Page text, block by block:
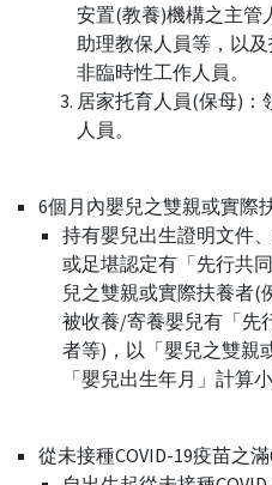
安置(教養)機構之主管
助理教保人員等，以
非臨時性工作人員。
居家托育人員(保母)：
人員。
6個月內嬰兒之雙親或實際
持有嬰兒出生證明文件
或足堪認定有「先行共
兒之雙親或實際扶養者(
被收養/寄養嬰兒有「先
者等)，以「嬰兒之雙親
「嬰兒出生年月」計算
從未接種COVID-19疫苗之